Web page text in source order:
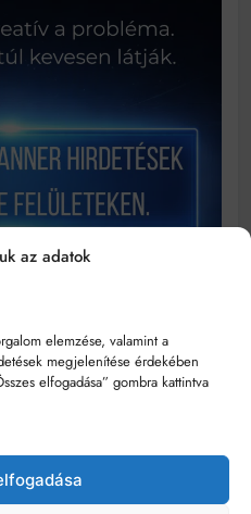
az adatok
elemzése, valamint a
megjelenítése érdekében
elfogadása” gombra kattintva